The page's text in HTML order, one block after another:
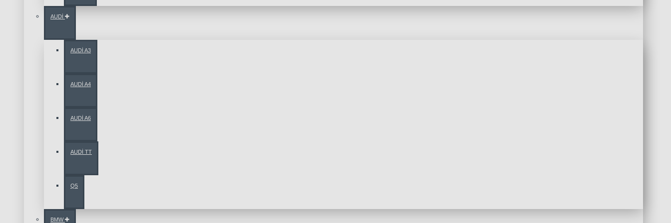
AUDİ
AUDİ A3
AUDİ A4
AUDİ A6
AUDİ TT
Q5
BMW